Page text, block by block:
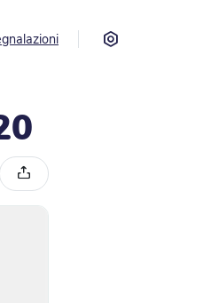
Condividi